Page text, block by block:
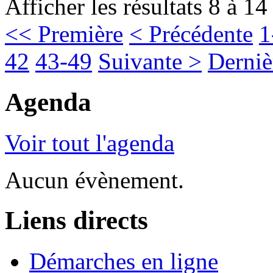
Afficher les résultats 8 à
<< Première < Précédente
42 43-49 Suivante >
Agenda
Voir tout l'agenda
Aucun évènement.
Liens directs
Démarches en ligne